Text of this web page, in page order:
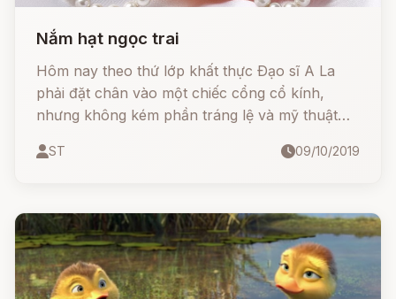
Nắm hạt ngọc trai
Hôm nay theo thứ lớp khất thực Ðạo sĩ A La
phải đặt chân vào một chiếc cổng cổ kính,
nhưng không kém phần tráng lệ và mỹ thuật
bán lớn về ngọc ngà vàng bạc.
ST 09/10/2019